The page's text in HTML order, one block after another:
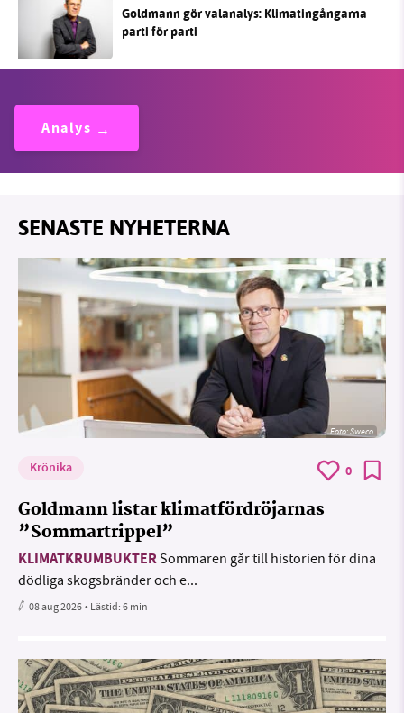
Goldmann gör valanalys: Klimatingångarna
parti för parti
Analys
SENASTE NYHETERNA
Foto: Sweco
Krönika 0
Goldmann listar klimatfördröjarnas
”Sommartrippel”
KLIMATKRUMBUKTERSommaren går till historien för dina
dödliga skogsbränder och e...
08 aug 2026• Lästid:6 min